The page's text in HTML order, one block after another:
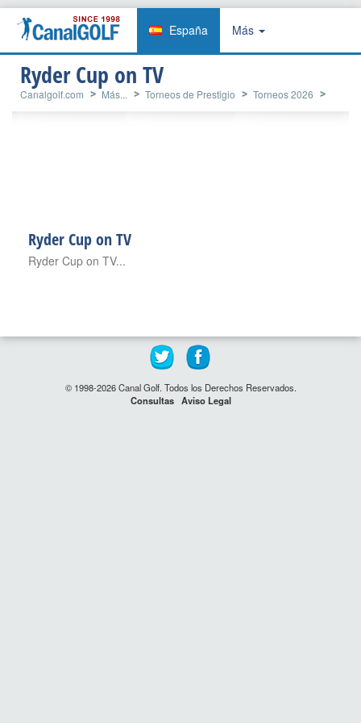
España Más
Ryder Cup on TV
Canalgolf.com Más... Torneos de Prestigio
Torneos 2026
Ryder Cup on TV
Ryder Cup on TV...
© 1998-2026 Canal Golf. Todos los Derechos Reservados.
Consultas Aviso Legal